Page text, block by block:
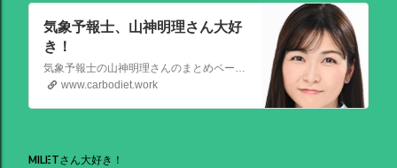
気象予報士、山神明理さん大好
き！
www.carbodiet.work
MILETさん大好き！